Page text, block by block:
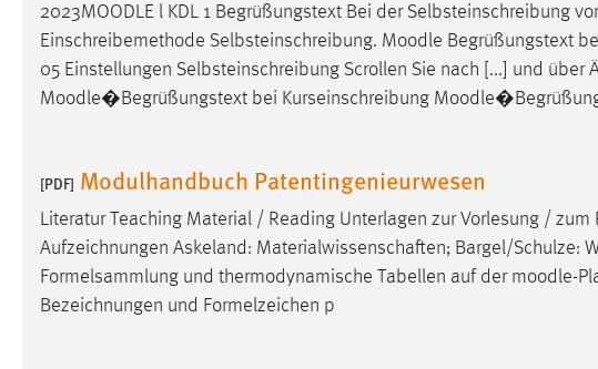
2023MOODLE l KDL 1 Begrüßungstext Bei der Selbsteinschreibung
Einschreibemethode Selbsteinschreibung. Moodle Begrüßungstext
05 Einstellungen Selbsteinschreibung Scrollen Sie nach [...] und
Moodle�Begrüßungstext bei Kurseinschreibung Moodle
[PDF] Modulhandbuch Patentingenieurwesen
Literatur Teaching Material / Reading Unterlagen zur Vorlesung /
Aufzeichnungen Askeland: Materialwissenschaften; Bargel/Schulze:
Formelsammlung und thermodynamische Tabellen auf der moodle-
Bezeichnungen und Formelzeichen p